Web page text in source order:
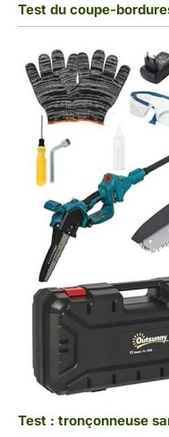
Test du coupe-
Test : tronçonneuse